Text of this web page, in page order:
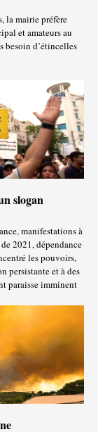
la mairie préfère
et amateurs au
besoin d’étincelles
slogan
manifestations à
2021, dépendance
les pouvoirs,
persistante et à des
paraisse imminent